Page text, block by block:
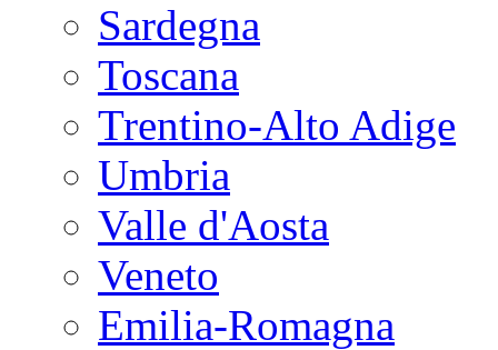
Sardegna
Toscana
Trentino-Alto Adige
Umbria
Valle d'Aosta
Veneto
Emilia-Romagna